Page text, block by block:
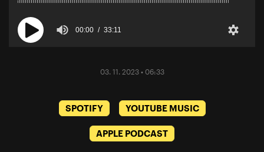
00:00 33:11
03. 11. 2023 • 06:33
SPOTIFY YOUTUBE MUSIC
APPLE PODCAST